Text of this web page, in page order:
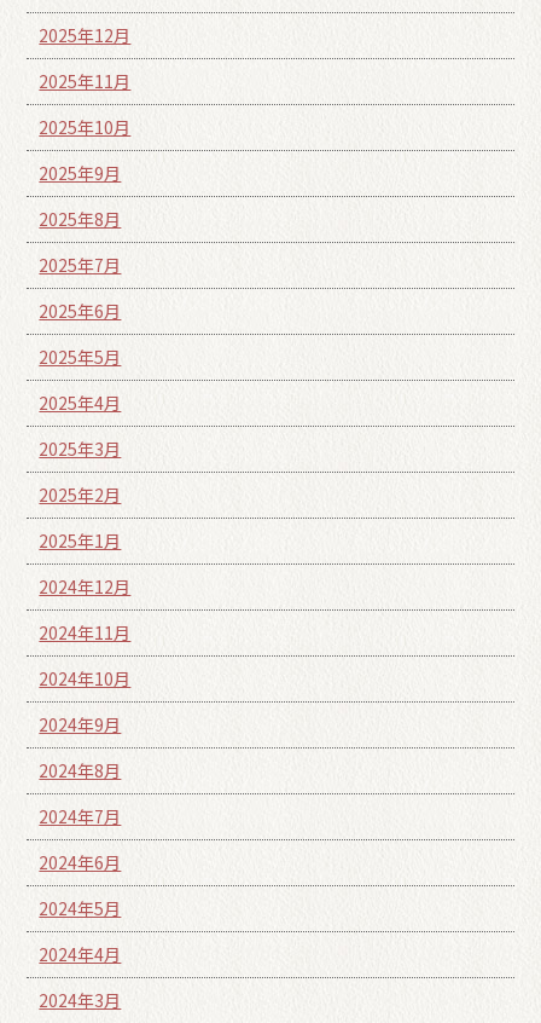
2025年12月
2025年11月
2025年10月
2025年9月
2025年8月
2025年7月
2025年6月
2025年5月
2025年4月
2025年3月
2025年2月
2025年1月
2024年12月
2024年11月
2024年10月
2024年9月
2024年8月
2024年7月
2024年6月
2024年5月
2024年4月
2024年3月